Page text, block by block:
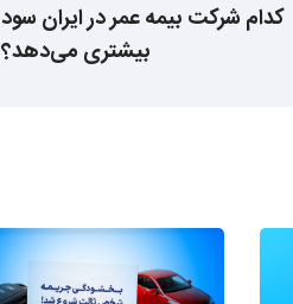
کدام شرکت بیمه عمر در ایران سود
بیشتری می‌دهد؟